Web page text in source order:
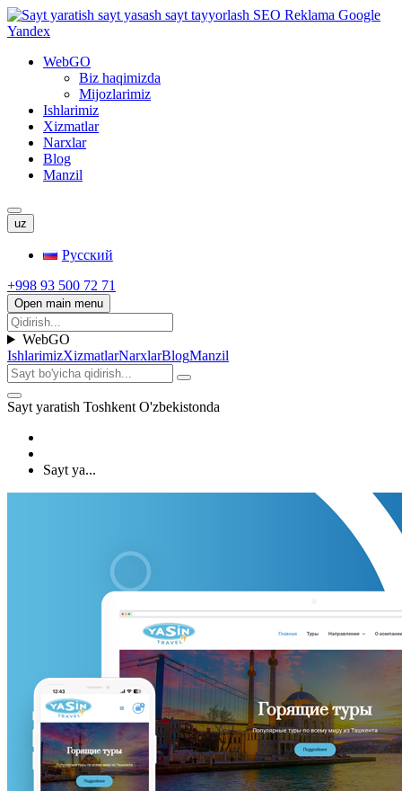
WebGO
Biz haqimizda
Mijozlarimiz
Ishlarimiz
Xizmatlar
Narxlar
Blog
Manzil
uz
Русский
+998 93 500 72 71
Open main menu
WebGO
IshlarimizXizmatlarNarxlarBlogManzil
Sayt yaratish Toshkent O'zbekistonda
Sayt ya...